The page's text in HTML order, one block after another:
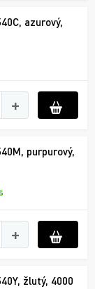
azurový,
+
purpurový,
+
žlutý, 4000